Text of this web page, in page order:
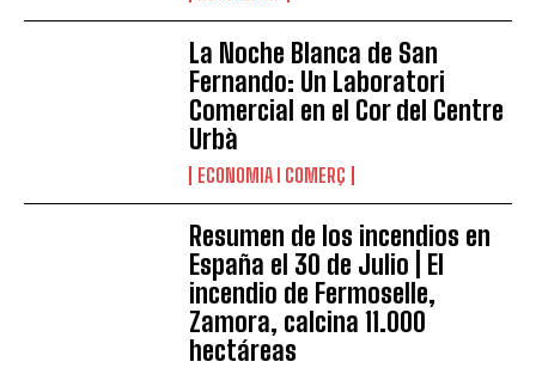
La Noche Blanca de San
Fernando: Un Laboratori
Comercial en el Cor del Centre
Urbà
ECONOMIA I COMERÇ
Resumen de los incendios en
España el 30 de Julio | El
incendio de Fermoselle,
Zamora, calcina 11.000
hectáreas